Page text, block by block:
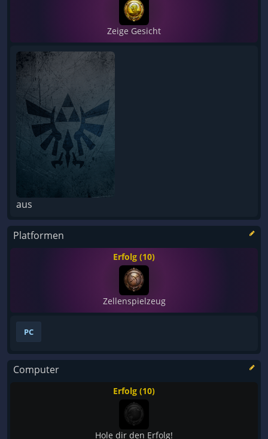
Zeige Gesicht
aus
Platformen
Erfolg (10)
Zellenspielzeug
PC
Computer
Erfolg (10)
Hole dir den Erfolg!